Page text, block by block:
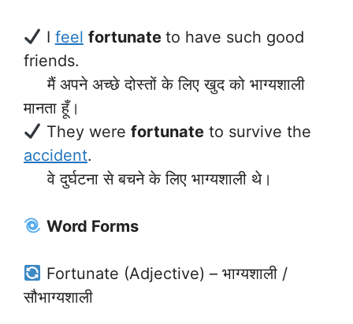
I feel fortunate to have such good
friends.
मैं अपने अच्छे दोस्तों के लिए खुद को भाग्यशाली
मानता हूँ।
They were fortunateto survive the
accident.
वे दुर्घटना से बचने के लिए भाग्यशाली थे।
Word Forms
Fortunate (Adjective) – भाग्यशाली /
सौभाग्यशाली